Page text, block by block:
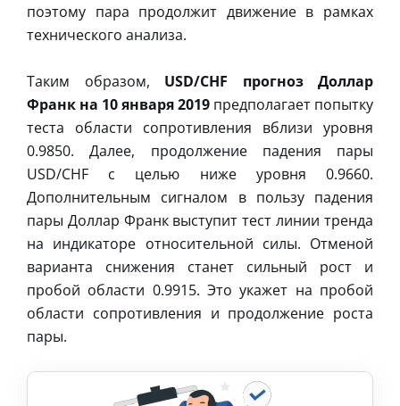
поэтому пара продолжит движение в рамках
технического анализа.
Таким образом, USD/CHF прогноз Доллар
Франк на 10 января 2019 предполагает попытку
теста области сопротивления вблизи уровня
0.9850. Далее, продолжение падения пары
USD/CHF с целью ниже уровня 0.9660.
Дополнительным сигналом в пользу падения
пары Доллар Франк выступит тест линии тренда
на индикаторе относительной силы. Отменой
варианта снижения станет сильный рост и
пробой области 0.9915. Это укажет на пробой
области сопротивления и продолжение роста
пары.